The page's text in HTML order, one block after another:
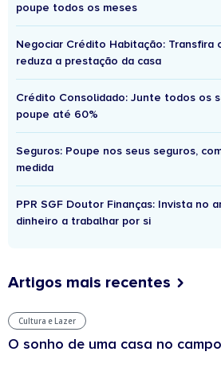
poupe todos os meses
Negociar Crédito Habitação: Transfira
reduza a prestação da casa
Crédito Consolidado: Junte todos os
poupe até 60%
Seguros: Poupe nos seus seguros,
medida
PPR SGF Doutor Finanças: Invista no
dinheiro a trabalhar por si
Artigos mais recentes
Cultura e Lazer
O sonho de uma casa no campo